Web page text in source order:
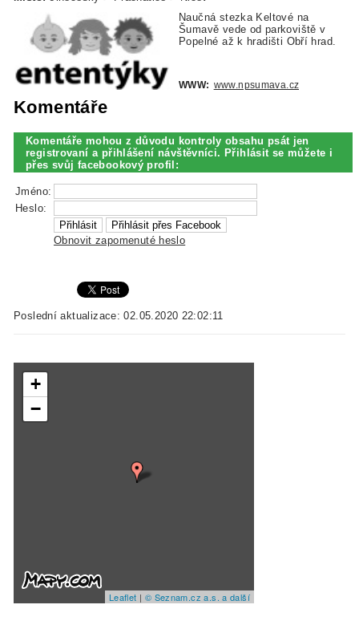
Naučná stezka Keltové na
Šumavě vede od parkoviště v
Popelné až k hradišti Obří hrad.
WWW: www.npsumava.cz
Komentáře
Komentáře mohou z důvodu kontroly obsahu psát jen
registrovaní a přihlášení návštěvníci. Přihlásit se můžete i
přes svůj facebookový profil:
Jméno:
Heslo:
Obnovit zapomenuté heslo
Poslední aktualizace: 02.05.2020 22:02:11
+
−
Leaflet | © Seznam.cz a.s. a další